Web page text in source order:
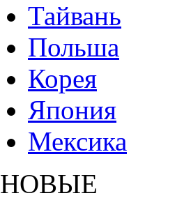
Тайвань
Польша
Корея
Япония
Мексика
НОВЫЕ